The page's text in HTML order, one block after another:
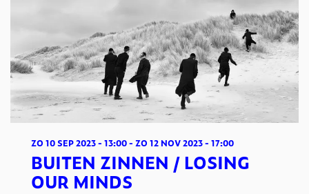
BUITEN ZINNEN / LOSING
OUR MINDS
ZO 10 SEP 2023- 13:00- ZO 12 NOV 2023- 17:00